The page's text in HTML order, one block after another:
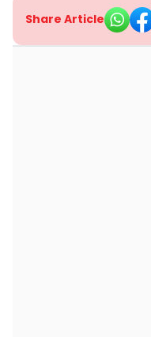
Share Article